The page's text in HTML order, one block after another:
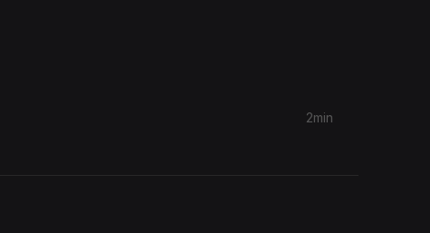
2min